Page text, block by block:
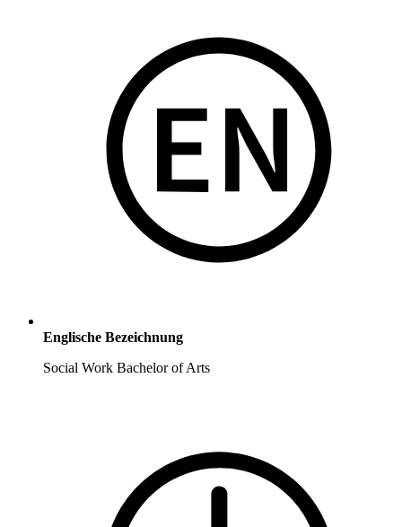
Englische Bezeichnung
Social Work Bachelor of Arts